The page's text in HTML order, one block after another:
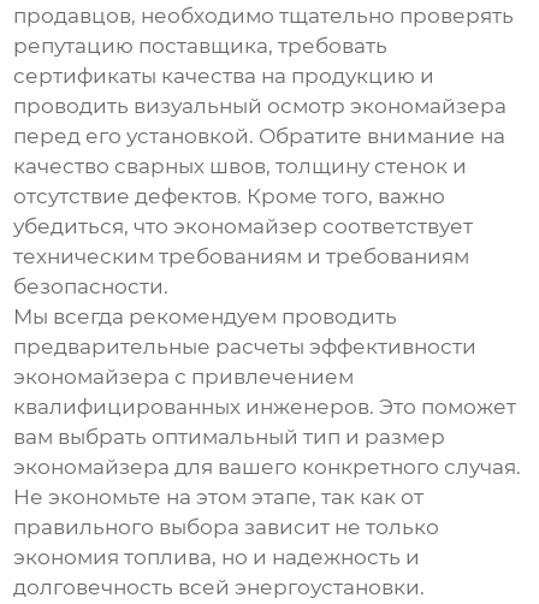
продавцов, необходимо тщательно проверять
репутацию поставщика, требовать
сертификаты качества на продукцию и
проводить визуальный осмотрэкономайзера
перед его установкой. Обратите внимание на
качество сварных швов, толщину стенок и
отсутствие дефектов. Кроме того, важно
убедиться, чтоэкономайзер соответствует
техническим требованиям и требованиям
безопасности.
Мы всегда рекомендуем проводить
предварительные расчеты эффективности
экономайзера с привлечением
квалифицированных инженеров. Это поможет
вам выбрать оптимальный тип и размер
экономайзера для вашего конкретного случая.
Не экономьте на этом этапе, так как от
правильного выбора зависит не только
экономия топлива, но и надежность и
долговечность всей энергоустановки.